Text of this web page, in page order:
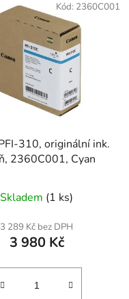
310, originální ink.
2360C001, Cyan
Skladem (1 ks)
3 289 Kč bez DPH
3 980 Kč
Kód: 2360C001